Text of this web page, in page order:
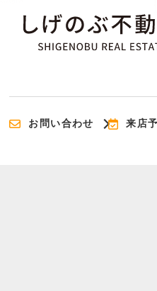
お問い合わせ 来店